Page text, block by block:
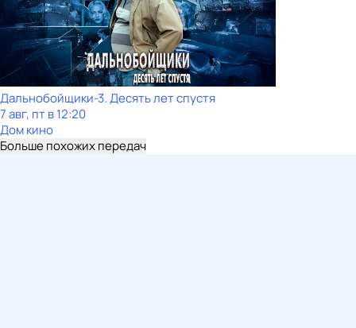
Дальнобойщики-3. Десять лет спустя
7 авг, пт в 12:20
Дом кино
Больше похожих передач